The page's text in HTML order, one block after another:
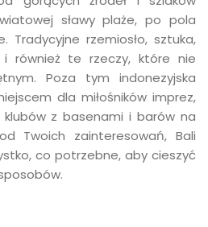
sławy plaże, po pola
Tradycyjne rzemiosło, sztuka,
również te rzeczy, które nie
Poza tym indonezyjska
dla miłośników imprez,
z basenami i barów na
Twoich zainteresowań, Bali
co potrzebne, aby cieszyć